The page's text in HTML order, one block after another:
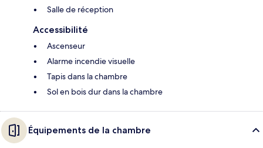
Salle de réception
Accessibilité
Ascenseur
Alarme incendie visuelle
Tapis dans la chambre
Sol en bois dur dans la chambre
Équipements de la chambre